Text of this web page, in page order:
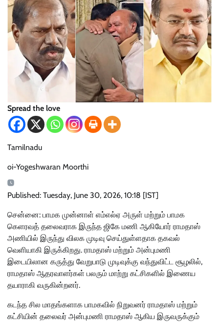
Spread the love
Tamilnadu
oi-Yogeshwaran Moorthi
Published: Tuesday, June 30, 2026, 10:18 [IST]
சென்னை: பாமக முன்னாள் எம்எல்ஏ அருள் மற்றும் பாமக
கெளரவத் தலைவராக இருந்த ஜிகே மணி ஆகியோர் ராமதாஸ்
அணியில் இருந்து விலக முடிவு செய்துள்ளதாக தகவல்
வெளியாகி இருக்கிறது. ராமதாஸ் மற்றும் அன்புமணி
இடையிலான கருத்து வேறுபாடு முடிவுக்கு வந்துவிட்ட சூழலில்,
ராமதாஸ் ஆதரவாளர்கள் பலரும் மாற்று கட்சிகளில் இணைய
தயாராகி வருகின்றனர்.
கடந்த சில மாதங்களாக பாமகவில் நிறுவனர் ராமதாஸ் மற்றும்
கட்சியின் தலைவர் அன்புமணி ராமதாஸ் ஆகிய இருவருக்கும்